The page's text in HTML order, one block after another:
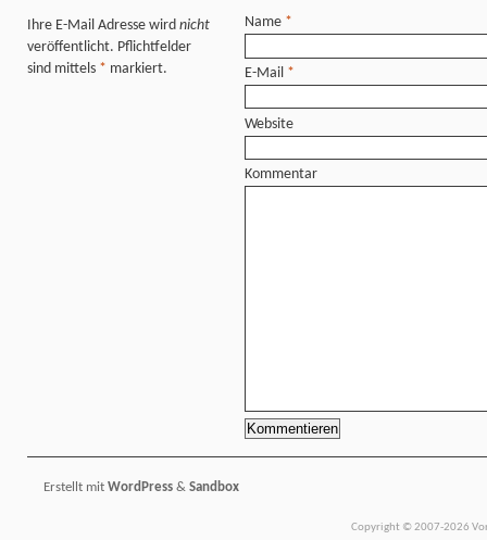
Ihre E-Mail Adresse wird nicht
veröffentlicht. Pflichtfelder
sind mittels * markiert.
Name *
E-Mail *
Website
Kommentar
Erstellt mit WordPress & Sandbox
Copyright © 2007-2026